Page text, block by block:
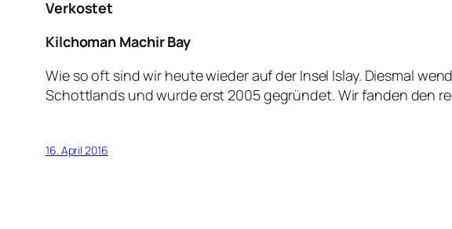
Verkostet
Kilchoman Machir Bay
Wie so oft sind wir heute wieder auf der Insel Islay. Diesmal
Schottlands und wurde erst 2005 gegründet. Wir fanden den
16. April 2016